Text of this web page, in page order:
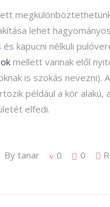
lehet
és kapucni nélküli
mellett vannak elől
is szokás
például a kör
elfedi.
By tanar 0 0